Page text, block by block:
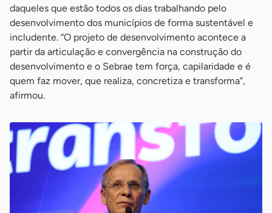
daqueles que estão todos os dias trabalhando pelo
desenvolvimento dos municípios de forma sustentável e
includente. “O projeto de desenvolvimento acontece a
partir da articulação e convergência na construção do
desenvolvimento e o Sebrae tem força, capilaridade e é
quem faz mover, que realiza, concretiza e transforma”,
afirmou.